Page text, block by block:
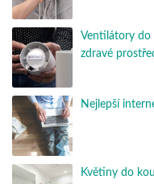
Ventilátory
zdravé
Nejlepší
Květiny do